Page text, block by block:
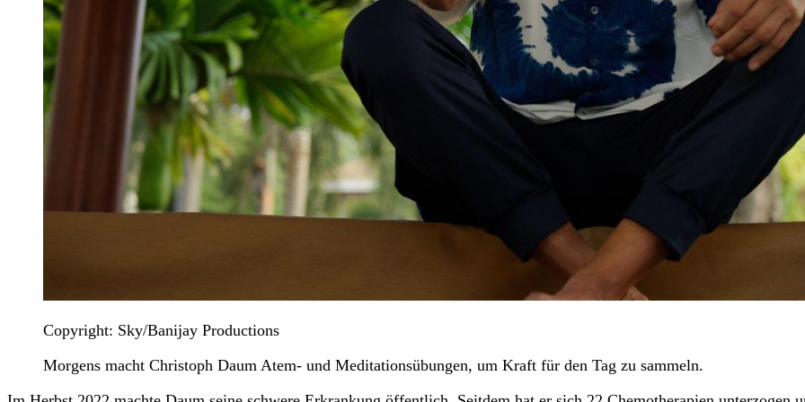
Copyright: Sky/Banijay Productions
Morgens macht Christoph Daum Atem- und Meditationsübungen, um Kraft für den Tag zu sammeln.